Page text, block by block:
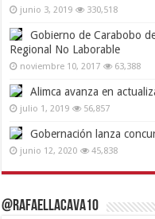
junio 3, 2019 330,518
Gobierno de Carabobo
Regional No Laborable
noviembre 10, 2017 63,388
Alimca avanza en
julio 1, 2019 56,857
Gobernación lanza
junio 12, 2020 45,838
@RafaelLacava10